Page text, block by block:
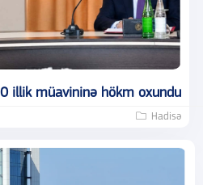
illik müavininə hökm oxundu
Hadisə